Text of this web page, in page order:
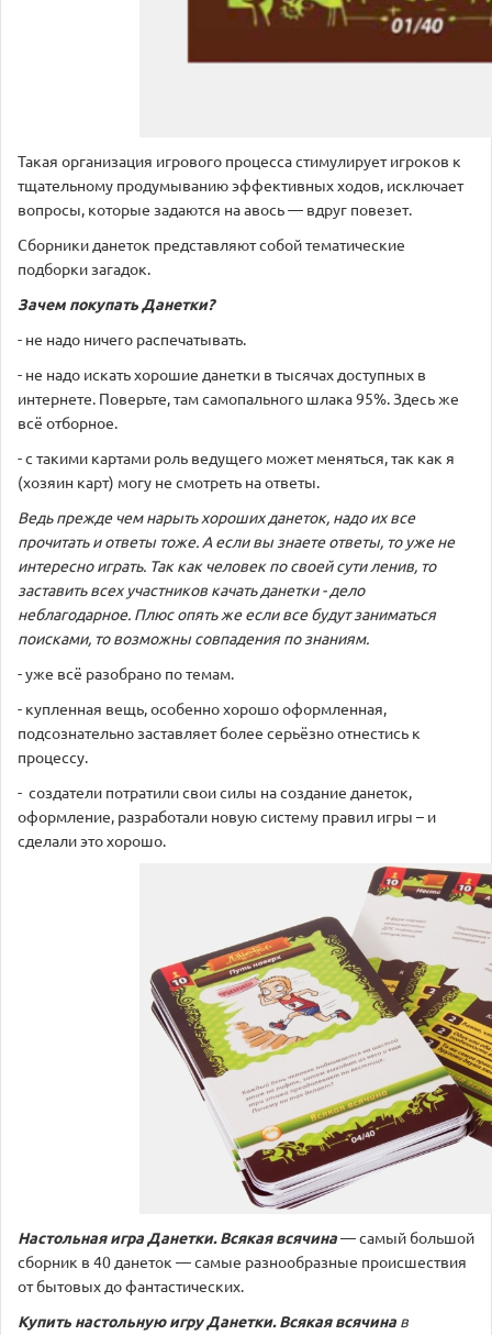
Такая организация игрового процесса стимулирует игроков к
тщательному продумыванию эффективных ходов, исключает
вопросы, которые задаются на авось — вдруг повезет.
Сборники данеток представляют собой тематические
подборки загадок.
Зачем покупать Данетки?
- не надо ничего распечатывать.
- не надо искать хорошие данетки в тысячах доступных в
интернете. Поверьте, там самопального шлака 95%. Здесь же
всё отборное.
- с такими картами роль ведущего может меняться, так как я
(хозяин карт) могу не смотреть на ответы.
Ведь прежде чем нарыть хороших данеток, надо их все
прочитать и ответы тоже. А если вы знаете ответы, то уже не
интересно играть. Так как человек по своей сути ленив, то
заставить всех участников качать данетки - дело
неблагодарное. Плюс опять же если все будут заниматься
поисками, то возможны совпадения по знаниям.
- уже всё разобрано по темам.
- купленная вещь, особенно хорошо оформленная,
подсознательно заставляет более серьёзно отнестись к
процессу.
- создатели потратили свои силы на создание данеток,
оформление, разработали новую систему правил игры – и
сделали это хорошо.
Настольная игра Данетки. Всякая всячина— самый большой
сборник в 40 данеток — самые разнообразные происшествия
от бытовых до фантастических.
Купить настольную игруДанетки. Всякая всячина в